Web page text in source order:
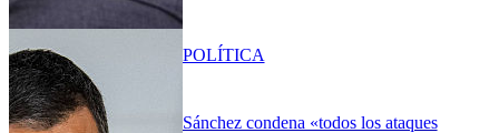
Sánchez condena «todos los ataques
POLÍTICA